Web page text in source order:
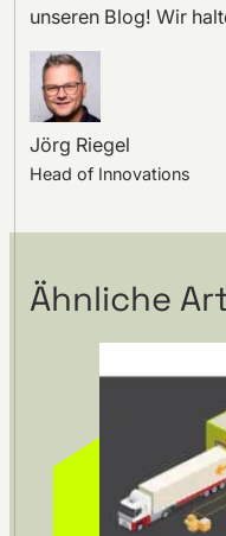
unseren Blog! Wir
Jörg Riegel
Head of Innovations
Ähnliche